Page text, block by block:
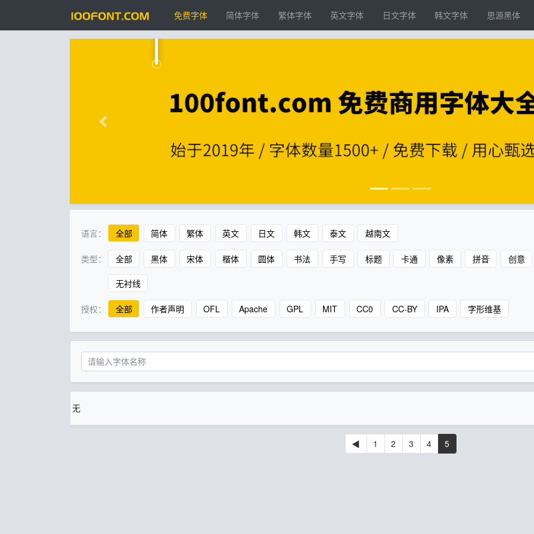
免费字体 简体字体 繁体字体 英文字体 日文字体 韩文字体 思源黑体
语言： 全部 简体 繁体 英文 日文 韩文 泰文 越南文
类型： 全部 黑体 宋体 楷体 圆体 书法 手写 标题 卡通 像素 拼音 创意
无衬线
授权： 全部 作者声明 OFL Apache GPL MIT CC0 CC-BY IPA 字形维基
无
◀ 1 2 3 4 5